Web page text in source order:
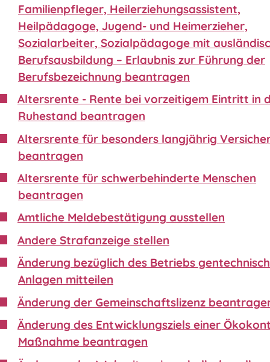
Familienpfleger, Heilerziehungsassistent,
Heilpädagoge, Jugend- und Heimerzieher,
Sozialarbeiter, Sozialpädagoge mit
Berufsausbildung – Erlaubnis zur Führung der
Berufsbezeichnung beantragen
Altersrente - Rente bei vorzeitigem Eintritt in
Ruhestand beantragen
Altersrente für besonders langjährig
beantragen
Altersrente für schwerbehinderte Menschen
beantragen
Amtliche Meldebestätigung ausstellen
Andere Strafanzeige stellen
Änderung bezüglich des Betriebs
Anlagen mitteilen
Änderung der Gemeinschaftslizenz
Änderung des Entwicklungsziels einer
Maßnahme beantragen